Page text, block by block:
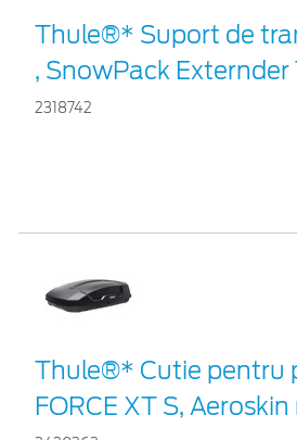
Thule®* Suport de
, SnowPack Externder
2318742
Thule®* Cutie pentru
FORCE XT S,